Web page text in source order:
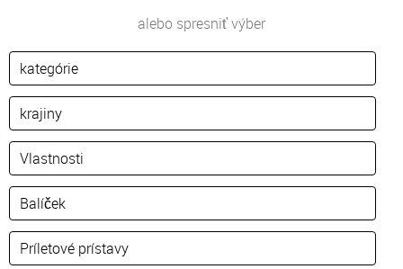
alebo spresniť výber